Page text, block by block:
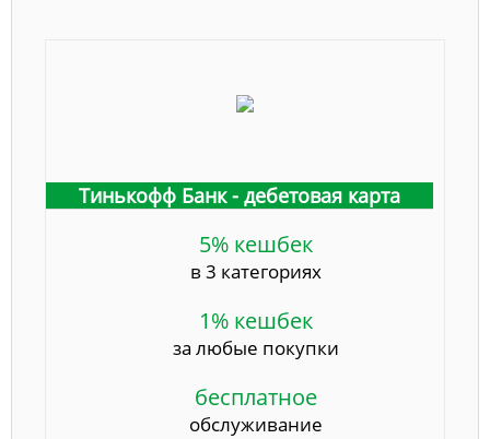
Тинькофф Банк - дебетовая карта
5% кешбек
в 3 категориях
1% кешбек
за любые покупки
бесплатное
обслуживание